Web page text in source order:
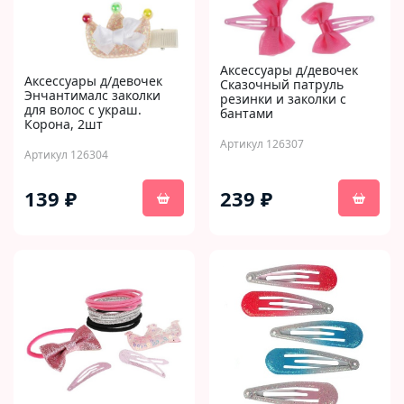
Аксессуары д/девочек
Энчантималс заколки
для волос с украш.
Корона, 2шт
Артикул 126304
139 ₽
Аксессуары д/девочек
Сказочный патруль
резинки и заколки с
бантами
Артикул 126307
239 ₽